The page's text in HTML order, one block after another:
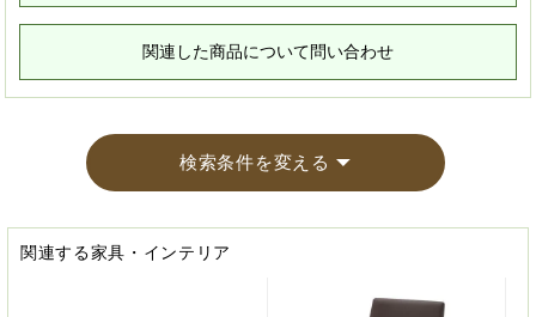
関連した商品について問い合わせ
検索条件を変える
関連する家具・インテリア